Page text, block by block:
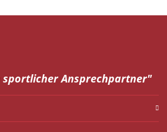
sportlicher Ansprechpartner"